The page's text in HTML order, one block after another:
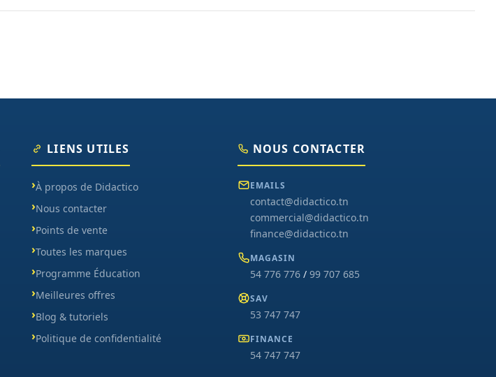
LIENS UTILES
À propos de Didactico
Nous contacter
Points de vente
Toutes les marques
Programme Éducation
Meilleures offres
Blog & tutoriels
Politique de confidentialité
NOUS CONTACTER
EMAILS
contact@didactico.tn
commercial@didactico.tn
finance@didactico.tn
MAGASIN
54 776 776/ 99 707 685
SAV
53 747 747
FINANCE
54 747 747